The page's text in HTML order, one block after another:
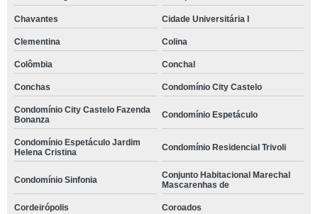
Chavantes Cidade Universitária I
Clementina Colina
Colômbia Conchal
Conchas Condomínio City Castelo
Condomínio City Castelo Fazenda
Bonanza
Condomínio Espetáculo
Condomínio Espetáculo Jardim
Helena Cristina
Condomínio Residencial Trivoli
Condomínio Sinfonia
Conjunto Habitacional Marechal
Mascarenhas de
Cordeirópolis Coroados